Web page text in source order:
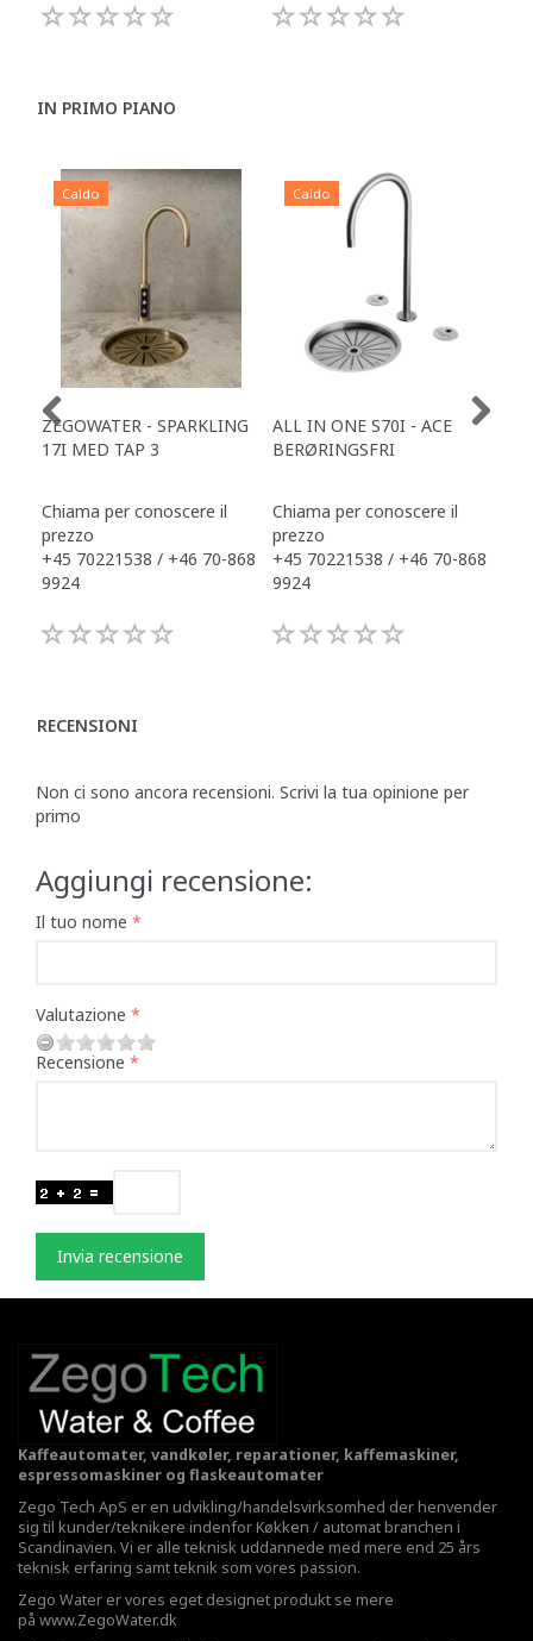
IN PRIMO PIANO
Caldo
ZEGOWATER - SPARKLING
17I MED TAP 3
Chiama per conoscere il
prezzo
+45 70221538 / +46 70-868
9924
Caldo
ALL IN ONE S70I - ACE
BERØRINGSFRI
Chiama per conoscere il
prezzo
+45 70221538 / +46 70-868
9924
RECENSIONI
Non ci sono ancora recensioni. Scrivi la tua opinione per
primo
Aggiungi recensione:
Il tuo nome
Valutazione
Recensione
Invia recensione
Kaffeautomater, vandkøler, reparationer, kaffemaskiner,
espressomaskiner og flaskeautomater
Zego Tech ApS er en udvikling/handelsvirksomhed der henvender
sig til kunder/teknikere indenfor Køkken / automat branchen i
Scandinavien. Vi er alle teknisk uddannede med mere end 25 års
teknisk erfaring samt teknik som vores passion.
Zego Water er vores eget designet produkt se mere
på www.ZegoWater.dk